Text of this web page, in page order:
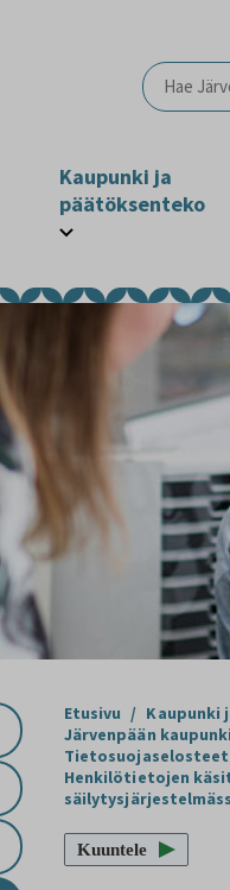
Kaupunki ja
päätöksenteko
Etusivu / Kaupunki
Järvenpään
Henkilötietojen
Kuuntele